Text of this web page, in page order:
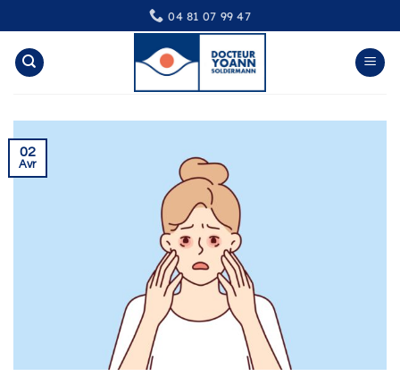
au
contenu
04 81 07 99 47
02
Avr